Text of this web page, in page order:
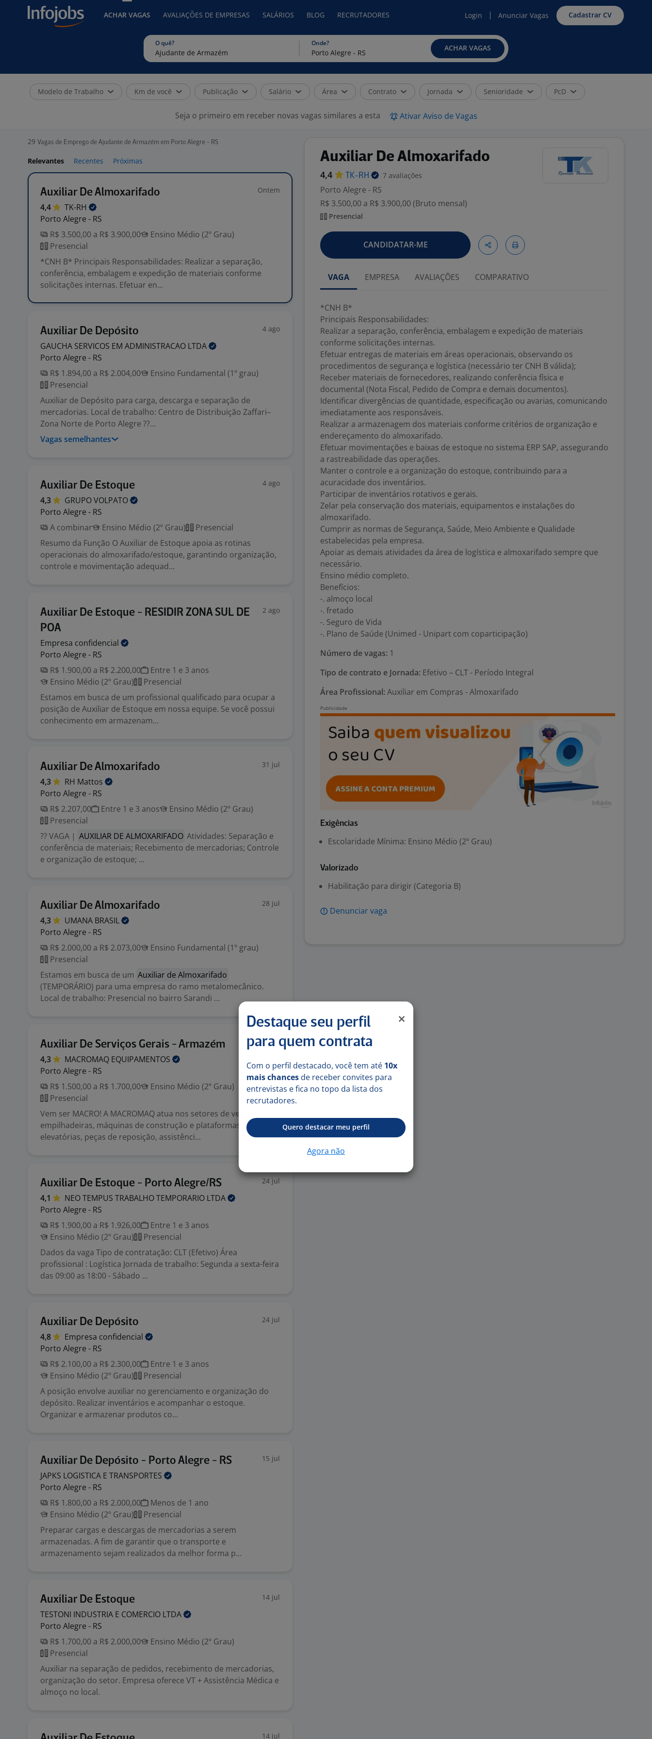
ACHAR VAGAS AVALIAÇÕES DE EMPRESAS SALÁRIOS BLOG RECRUTADORES Login Anunciar Vagas Cadastrar CV
O quê? Onde?
ACHAR VAGAS
Modelo de Trabalho Km de você Publicação Salário Área Contrato Jornada Senioridade PcD
Seja o primeiro em receber novas vagas similares a esta Ativar Aviso de Vagas
29 Vagas de Emprego de Ajudante de Armazém em Porto Alegre - RS
Relevantes Recentes Próximas
Auxiliar De Almoxarifado Ontem
4,4
TK-RH
Porto Alegre - RS
R$ 3.500,00 a R$ 3.900,00
Ensino Médio (2º Grau)
Presencial
*CNH B* Principais Responsabilidades: Realizar a separação,
conferência, embalagem e expedição de materiais conforme
solicitações internas. Efetuar en...
Auxiliar De Depósito 4 ago
GAUCHA SERVICOS EM ADMINISTRACAO LTDA
Porto Alegre - RS
R$ 1.894,00 a R$ 2.004,00
Ensino Fundamental (1º grau)
Presencial
Auxiliar de Depósito para carga, descarga e separação de
mercadorias. Local de trabalho: Centro de Distribuição Zaffari–
Zona Norte de Porto Alegre ??...
Vagas semelhantes
Auxiliar De Estoque 4 ago
4,3 GRUPOVOLPATO
Porto Alegre - RS
A combinar
Ensino Médio (2º Grau)
Presencial
Resumo da Função O Auxiliar de Estoque apoia as rotinas
operacionais do almoxarifado/estoque, garantindo organização,
controle e movimentação adequad...
Auxiliar De Estoque - RESIDIR ZONA SUL DE
POA
2 ago
Empresa confidencial
Porto Alegre - RS
R$ 1.900,00 a R$ 2.200,00
Entre 1 e 3 anos
Ensino Médio (2º Grau)
Presencial
Estamos em busca de um profissional qualificado para ocupar a
posição de Auxiliar de Estoque em nossa equipe. Se você possui
conhecimento em armazenam...
Auxiliar De Almoxarifado 31 jul
4,3 RH Mattos
Porto Alegre - RS
R$ 2.207,00
Entre 1 e 3 anos
Ensino Médio (2º Grau)
Presencial
?? VAGA | AUXILIAR DE ALMOXARIFADO Atividades: Separação e
conferência de materiais; Recebimento de mercadorias; Controle
e organização de estoque; ...
Auxiliar De Almoxarifado 28 jul
4,3 UMANA BRASIL
Porto Alegre - RS
R$ 2.000,00 a R$ 2.073,00
Ensino Fundamental (1º grau)
Presencial
Estamos em busca de um Auxiliar de Almoxarifado
(TEMPORÁRIO) para uma empresa do ramo metalomecânico.
Local de trabalho: Presencial no bairro Sarandi ...
Auxiliar De Serviços Gerais - Armazém 27 jul
4,3 MACROMAQ EQUIPAMENTOS
Porto Alegre - RS
R$ 1.500,00 a R$ 1.700,00
Ensino Médio (2º Grau)
Presencial
Vem ser MACRO! A MACROMAQ atua nos setores de venda de
empilhadeiras, máquinas de construção e plataformas
elevatórias, peças de reposição, assistênci...
Auxiliar De Estoque - Porto Alegre/RS 24 jul
4,1 NEO TEMPUS TRABALHO TEMPORARIO LTDA
Porto Alegre - RS
R$ 1.900,00 a R$ 1.926,00
Entre 1 e 3 anos
Ensino Médio (2º Grau)
Presencial
Dados da vaga Tipo de contratação: CLT (Efetivo) Área
profissional : Logística Jornada de trabalho: Segunda a sexta-feira
das 09:00 as 18:00 - Sábado ...
Auxiliar De Depósito 24 jul
4,8 Empresa confidencial
Porto Alegre - RS
R$ 2.100,00 a R$ 2.300,00
Entre 1 e 3 anos
Ensino Médio (2º Grau)
Presencial
A posição envolve auxiliar no gerenciamento e organização do
depósito. Realizar inventários e acompanhar o estoque.
Organizar e armazenar produtos co...
Auxiliar De Depósito - Porto Alegre - RS 15 jul
JAPKS LOGISTICA E TRANSPORTES
Porto Alegre - RS
R$ 1.800,00 a R$ 2.000,00
Menos de 1 ano
Ensino Médio (2º Grau)
Presencial
Preparar cargas e descargas de mercadorias a serem
armazenadas. A fim de garantir que o transporte e
armazenamento sejam realizados da melhor forma p...
Auxiliar De Estoque 14 jul
TESTONI INDUSTRIA E COMERCIO LTDA
Porto Alegre - RS
R$ 1.700,00 a R$ 2.000,00
Ensino Médio (2º Grau)
Presencial
Auxiliar na separação de pedidos, recebimento de mercadorias,
organização do setor. Empresa oferece VT + Assistência Médica e
almoço no local.
14 jul
Auxiliar De Almoxarifado
4,4 TK-RH 7 avaliações
Porto Alegre - RS
R$ 3.500,00 a R$ 3.900,00 (Bruto mensal)
Presencial
CANDIDATAR-ME
VAGA EMPRESA AVALIAÇÕES COMPARATIVO
*CNH B*
Principais Responsabilidades:
Realizar a separação, conferência, embalagem e expedição de materiais
conforme solicitações internas.
Efetuar entregas de materiais em áreas operacionais, observando os
procedimentos de segurança e logística (necessário ter CNH B válida);
Receber materiais de fornecedores, realizando conferência física e
documental (Nota Fiscal, Pedido de Compra e demais documentos).
Identificar divergências de quantidade, especificação ou avarias, comunicando
imediatamente aos responsáveis.
Realizar a armazenagem dos materiais conforme critérios de organização e
endereçamento do almoxarifado.
Efetuar movimentações e baixas de estoque no sistema ERP SAP, assegurando
a rastreabilidade das operações.
Manter o controle e a organização do estoque, contribuindo para a
acuracidade dos inventários.
Participar de inventários rotativos e gerais.
Zelar pela conservação dos materiais, equipamentos e instalações do
almoxarifado.
Cumprir as normas de Segurança, Saúde, Meio Ambiente e Qualidade
estabelecidas pela empresa.
Apoiar as demais atividades da área de logística e almoxarifado sempre que
necessário.
Ensino médio completo.
Benefícios:
-. almoço local
-. fretado
-. Seguro de Vida
-. Plano de Saúde (Unimed - Unipart com coparticipação)
Número de vagas: 1
Tipo de contrato e Jornada: Efetivo – CLT - Período Integral
Área Profissional: Auxiliar em Compras - Almoxarifado
Exigências
Escolaridade Mínima: Ensino Médio (2º Grau)
Valorizado
Habilitação para dirigir (Categoria B)
Denunciar vaga
Destaque seu perfil
para quem contrata
Com o perfil destacado, você tem até 10x
mais chances de receber convites para
entrevistas e fica no topo da lista dos
recrutadores.
Quero destacar meu perfil
Agora não